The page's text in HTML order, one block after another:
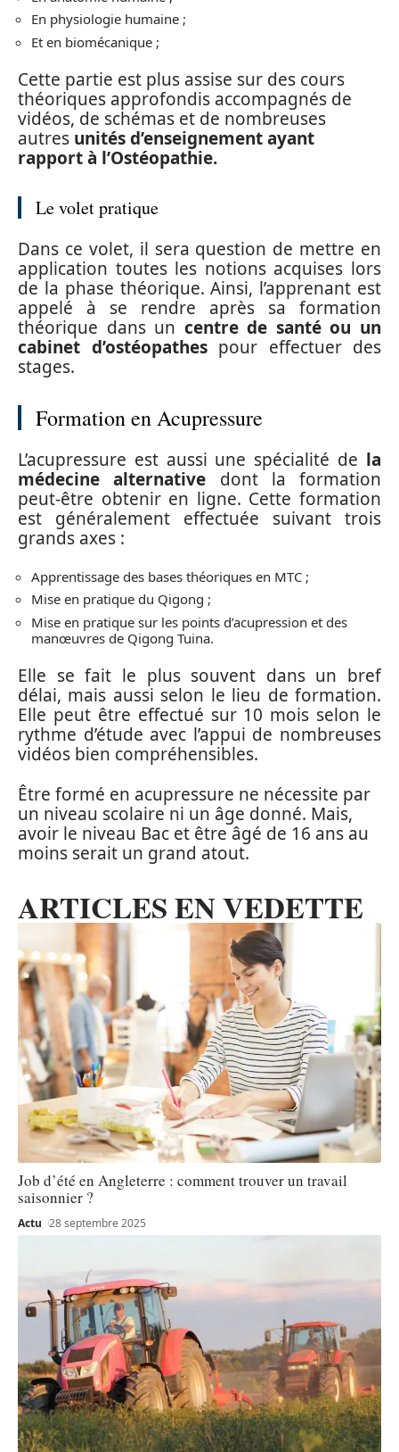
En physiologie humaine ;
Et en biomécanique ;
Cette partie est plus assise sur des cours
théoriques approfondis accompagnés de
vidéos, de schémas et de nombreuses
autres unités d’enseignement ayant
rapport à l’Ostéopathie.
Le volet pratique
Dans ce volet, il sera question de mettre en
application toutes les notions acquises lors
de la phase théorique. Ainsi, l’apprenant est
appelé à se rendre après sa formation
théorique dans un centre de santé ou un
cabinet d’ostéopathespour effectuer des
stages.
Formation en Acupressure
L’acupressure est aussi une spécialité de la
médecine alternative dont la formation
peut-être obtenir en ligne. Cette formation
est généralement effectuée suivant trois
grands axes :
Apprentissage des bases théoriques en MTC ;
Mise en pratique du Qigong ;
Mise en pratique sur les points d’acupression et des
manœuvres de Qigong Tuina.
Elle se fait le plus souvent dans un bref
délai, mais aussi selon le lieu de formation.
Elle peut être effectué sur 10 mois selon le
rythme d’étude avec l’appui de nombreuses
vidéos bien compréhensibles.
Être formé en acupressure ne nécessite par
un niveau scolaire ni un âge donné. Mais,
avoir le niveau Bac et être âgé de 16 ans au
moins serait un grand atout.
ARTICLES EN VEDETTE
Job d’été en Angleterre : comment trouver un travail
saisonnier ?
Actu 28 septembre 2025